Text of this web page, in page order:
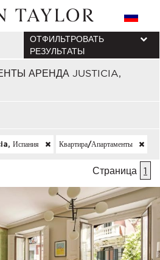
АРЕНДА JUSTICIA,
ОТФИЛЬТРОВАТЬ
РЕЗУЛЬТАТЫ
Испания Квартира/апартаменты
Страница 1